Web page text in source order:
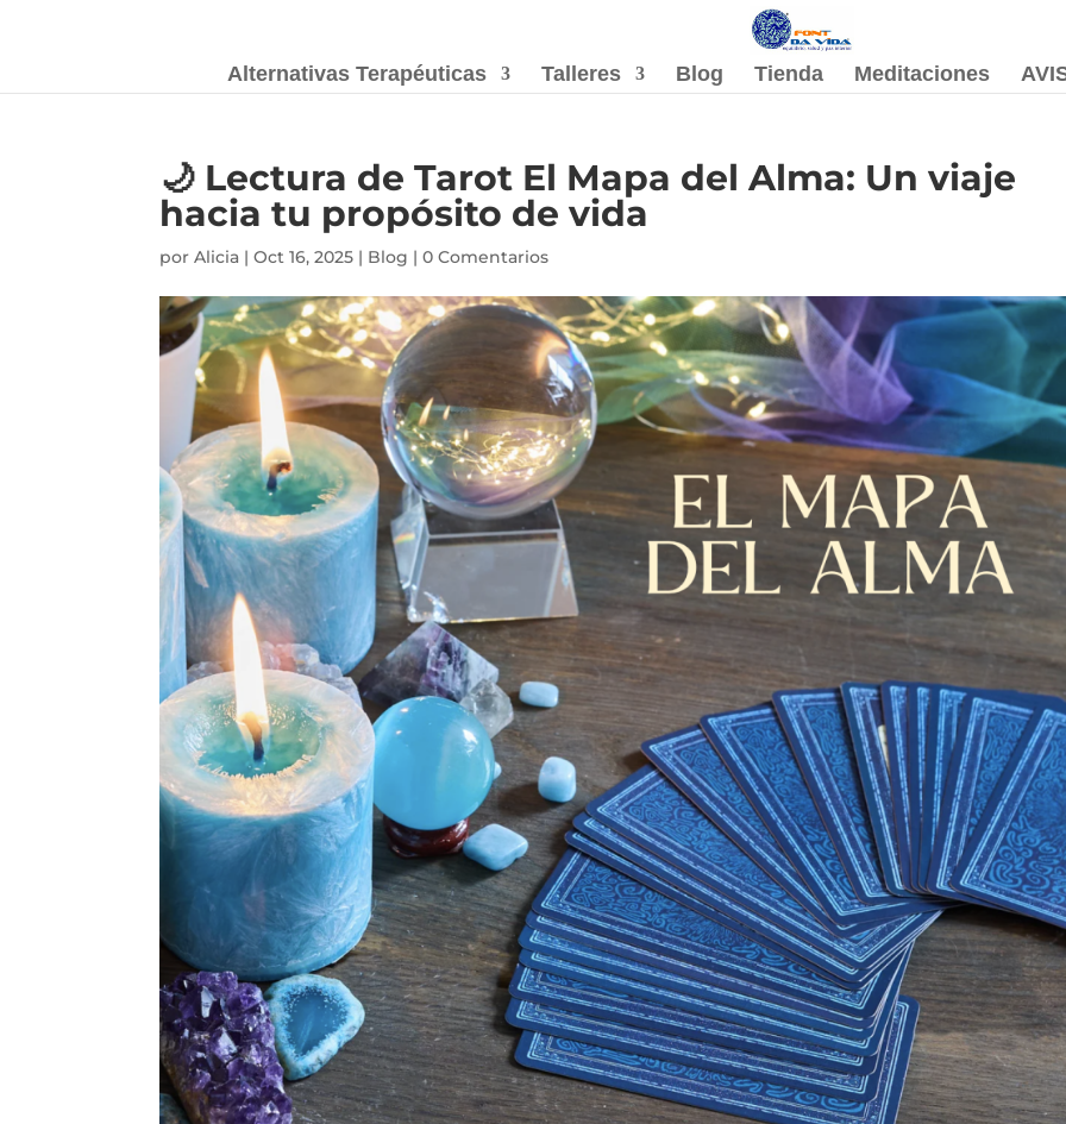
Alternativas Terapéuticas Talleres Blog Tienda Meditaciones
🌙 Lectura de Tarot El Mapa del Alma: Un viaje
hacia tu propósito de vida
porAlicia |Oct 16, 2025 | Blog |0 Comentarios